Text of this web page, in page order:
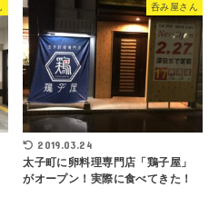
呑み屋さん
2019.03.24
太子町に卵料理専門店「鶏子屋」
がオープン！実際に食べてきた！